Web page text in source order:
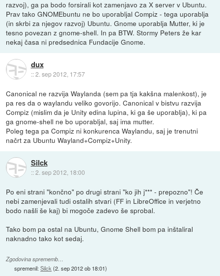
razvoj), ga pa bodo forsirali kot zamenjavo za X server v Ubuntu.
Prav tako GNOMEbuntu ne bo uporabljal Compiz - tega uporablja
(in skrbi za njegov razvoj) Ubuntu. Gnome uporablja Mutter, ki je
tesno povezan z gnome-shell. In pa BTW. Stormy Peters že kar
nekaj časa ni predsednica Fundacije Gnome.
dux
::2. sep 2012, 17:57
Canonical ne razvija Waylanda (sem pa tja kakšna malenkost), je
pa res da o waylandu veliko govorijo. Canonical v bistvu razvija
Compiz (mislim da je Unity edina lupina, ki ga še uporablja), ki pa
ga gnome-shell ne bo uporabljal, saj ima mutter.
Poleg tega pa Compiz ni konkurenca Waylandu, saj je trenutni
načrt za Ubuntu Wayland+Compiz+Unity.
Silck
::2. sep 2012, 18:00
Po eni strani "končno" po drugi strani "ko jih j*** - prepozno"! Če
nebi zamenjevali tudi ostalih stvari (FF in LibreOffice in verjetno
bodo našli še kaj) bi mogoče zadevo še sprobal.
Tako bom pa ostal na Ubuntu, Gnome Shell bom pa inštaliral
naknadno tako kot sedaj.
Zgodovina sprememb…
spremenil:Silck (2. sep 2012 ob 18:01)